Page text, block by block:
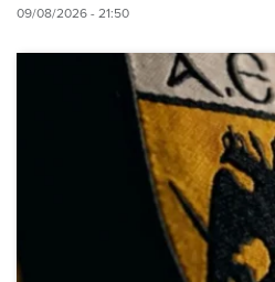
09/08/2026 - 21:50